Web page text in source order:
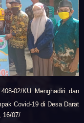
02/KUMenghadiri dan
Covid-19 di Desa Darat
16/07/